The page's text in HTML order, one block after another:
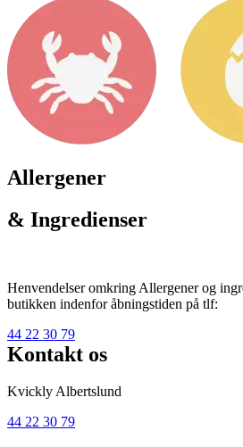
Allergener
& Ingredienser
Henvendelser omkring Allergener og
butikken indenfor åbningstiden på tlf:
44 22 30 79
Kontakt os
Kvickly Albertslund
44 22 30 79